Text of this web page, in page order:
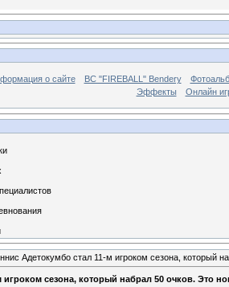
о сайте BC "FIREBALL" Bendery
Эффекты
Онлайн
Адетокумбо стал 11-м игроком сезона, который
игроком сезона, который набрал 50 очков. Это